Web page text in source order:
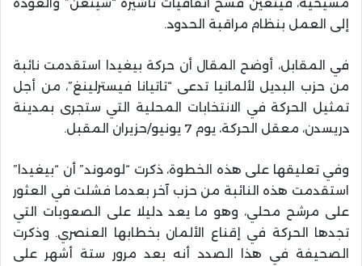
مسيحية، فيتعين فسخ اتفاقيات تأشيرة “شينغن” والعودة
إلى العمل بنظام مراقبة الحدود.
في المقابل، أوضح المقال أن حركة بيغيدا استقدمت نائبة
من حزب البديل لألمانيا تدعى “تاتيانا فيسترلينغ”، من أجل
تمثيل الحركة في الانتخابات المحلية التي ستجرى بمدينة
دريسدن، معقل الحركة، يوم 7 يونيو/حزيران المقبل.
وفي تعليقها على هذه الخطوة، ذكرت “لوموند” أن “بيغيدا”
استقدمت هذه النائبة من حزب آخر بعدما فشلت في العثور
على مرشح محلي، وهو ما يعد دليلا على الصعوبات التي
تجدها الحركة في إقناع الألمان بخطابها العنصري. وذكرت
الصحيفة في هذا الصدد أنه بعد مرور ستة أشهر على